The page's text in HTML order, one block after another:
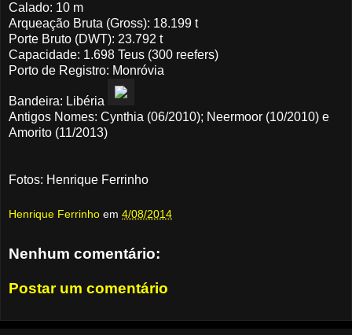
Calado: 10 m
Arqueação Bruta (Gross): 18.199 t
Porte Bruto (DWT): 23.792 t
Capacidade: 1.698 Teus (300 reefers)
Porto de Registro: Monróvia
Bandeira: Libéria
Antigos Nomes: Cynthia (06/2010); Neermoor (10/2010) e
Amorito (11/2013)
Fotos: Henrique Ferrinho
Henrique Ferrinho em 4/08/2014
Nenhum comentário:
Postar um comentário